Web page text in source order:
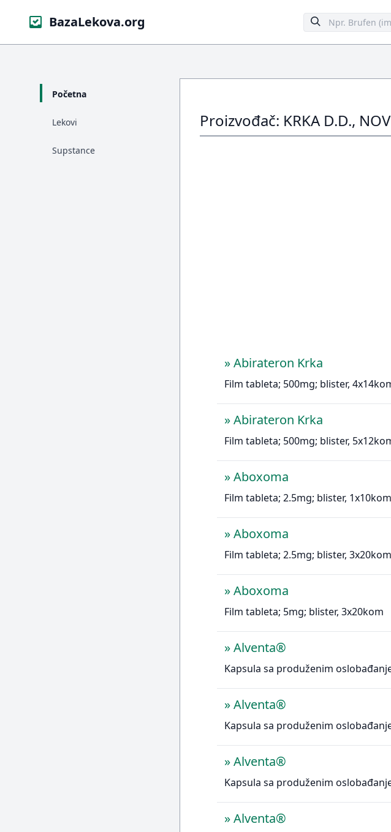
BazaLekova.org
Početna
Lekovi
Supstance
Proizvođač: KRKA D.D.,
»Abirateron Krka
Film tableta; 500mg; blister,
»Abirateron Krka
Film tableta; 500mg; blister,
»Aboxoma
Film tableta; 2.5mg; blister, 1x10kom
»Aboxoma
Film tableta; 2.5mg; blister, 3x20kom
»Aboxoma
Film tableta; 5mg; blister, 3x20kom
»Alventa®
Kapsula sa produženim
»Alventa®
Kapsula sa produženim
»Alventa®
Kapsula sa produženim
»Alventa®